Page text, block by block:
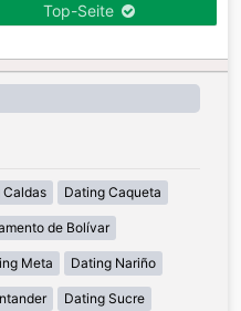
Top-Seite
Caldas Dating Caqueta
de Bolívar
Meta Dating Nariño
Dating Sucre